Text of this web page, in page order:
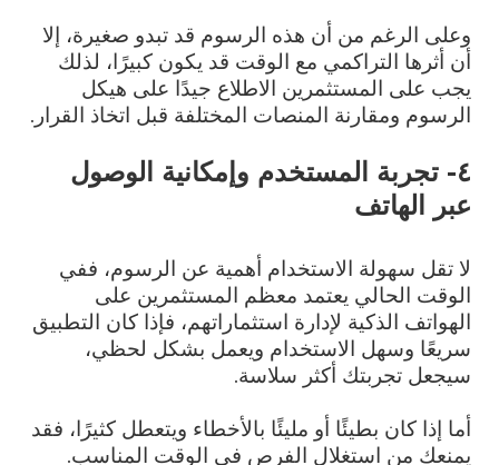
وعلى الرغم من أن هذه الرسوم قد تبدو صغيرة، إلا
أن أثرها التراكمي مع الوقت قد يكون كبيرًا، لذلك
يجب على المستثمرين الاطلاع جيدًا على هيكل
الرسوم ومقارنة المنصات المختلفة قبل اتخاذ القرار.
٤- تجربة المستخدم وإمكانية الوصول
عبر الهاتف
لا تقل سهولة الاستخدام أهمية عن الرسوم، ففي
الوقت الحالي يعتمد معظم المستثمرين على
الهواتف الذكية لإدارة استثماراتهم، فإذا كان التطبيق
سريعًا وسهل الاستخدام ويعمل بشكل لحظي،
سيجعل تجربتك أكثر سلاسة.
أما إذا كان بطيئًا أو مليئًا بالأخطاء ويتعطل كثيرًا، فقد
يمنعك من استغلال الفرص في الوقت المناسب.